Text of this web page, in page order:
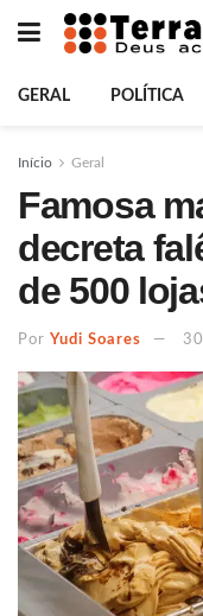
GERAL POLÍTICA
Início Geral
Famosa
decreta
de 500
Por Yudi Soares